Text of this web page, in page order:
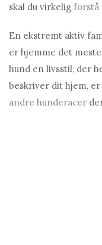
skal du virkelig forstå
En ekstremt aktiv
er hjemme det
hund en livsstil, der
beskriver dit hjem,
andre hunderacer